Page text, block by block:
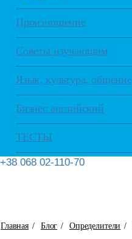
Произношение
Советы изучающим
Язык, культура, общение
Бизнес английский
ТЕСТЫ
+38 068 02-110-70
Главная / Блог / Определители /